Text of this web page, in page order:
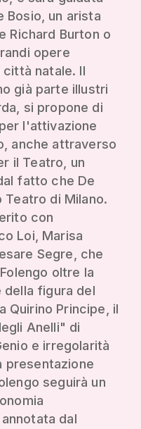
Bosio, un arista
Richard Burton o
opere
città natale. Il
già parte illustri
si propone di
l'attivazione
anche attraverso
il Teatro, un
fatto che De
Teatro di Milano.
con
Loi, Marisa
Segre, che
oltre la
della figura del
Quirino Principe, il
Anelli" di
e irregolarità
presentazione
seguirà un
dal